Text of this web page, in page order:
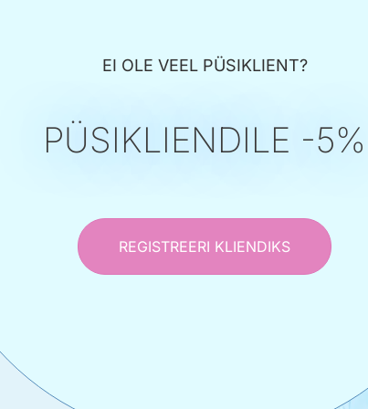
EI OLE VEEL PÜSIKLIENT?
PÜSIKLIENDILE -5%
REGISTREERI KLIENDIKS